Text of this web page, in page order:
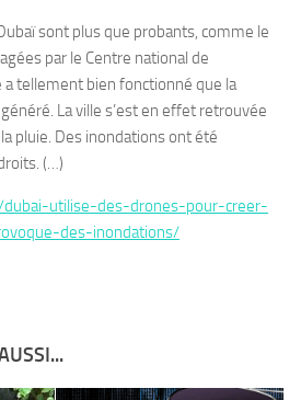
sont plus que probants, comme le
par le Centre national de
tellement bien fonctionné que la
La ville s’est en effet retrouvée
pluie. Des inondations ont été
(…)
utilise-des-drones-pour-creer-
des-inondations/